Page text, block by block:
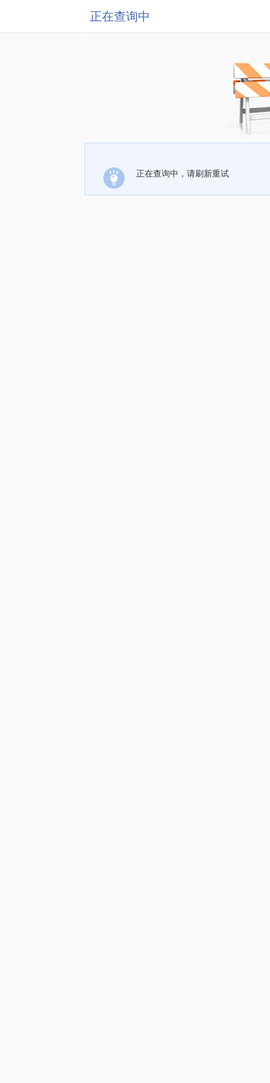
正在查询中
正在查询中，请刷新重试